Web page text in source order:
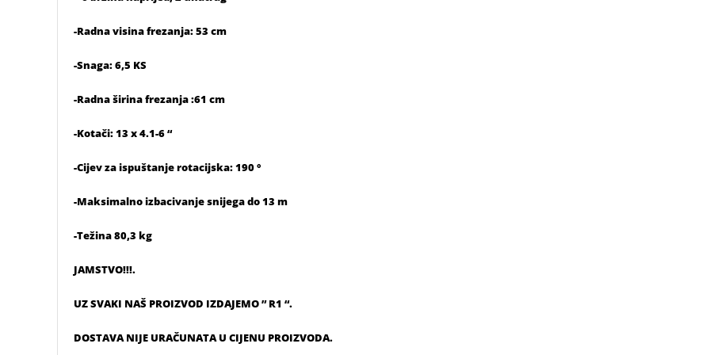
-Radna visina frezanja: 53 cm
-Snaga: 6,5 KS
-Radna širina frezanja :61 cm
-Kotači: 13 x 4.1-6 “
-Cijev za ispuštanje rotacijska: 190 °
-Maksimalno izbacivanje snijega do 13 m
-Težina 80,3 kg
JAMSTVO!!!.
UZ SVAKI NAŠ PROIZVOD IZDAJEMO ” R1 “.
DOSTAVA NIJE URAČUNATA U CIJENU PROIZVODA.